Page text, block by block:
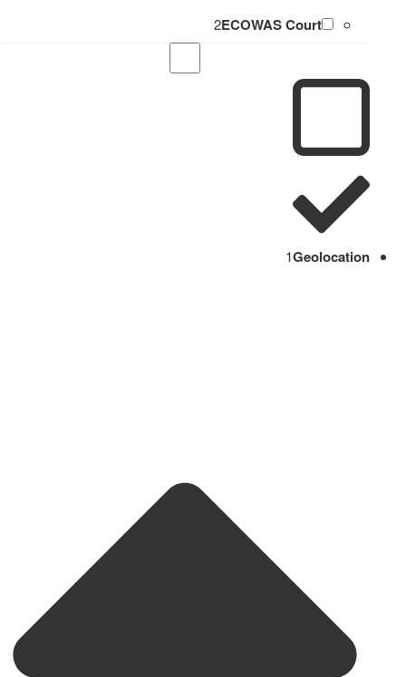
ECOWAS Court
2
Geolocation
1